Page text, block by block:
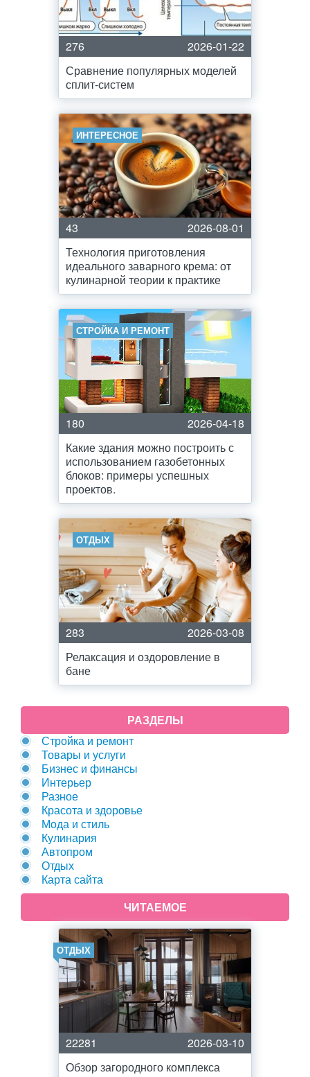
276
2026-01-22
Сравнение популярных моделей
сплит-систем
ИНТЕРЕСНОЕ
43
2026-08-01
Технология приготовления
идеального заварного крема: от
кулинарной теории к практике
СТРОЙКА И РЕМОНТ
180
2026-04-18
Какие здания можно построить с
использованием газобетонных
блоков: примеры успешных
проектов.
ОТДЫХ
283
2026-03-08
Релаксация и оздоровление в
бане
РАЗДЕЛЫ
Стройка и ремонт
Товары и услуги
Бизнес и финансы
Интерьер
Разное
Красота и здоровье
Мода и стиль
Кулинария
Автопром
Отдых
Карта сайта
ЧИТАЕМОЕ
ОТДЫХ
22281
2026-03-10
Обзор загородного комплекса